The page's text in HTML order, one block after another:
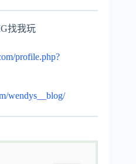
找我玩
profile.php?
wendys__blog/